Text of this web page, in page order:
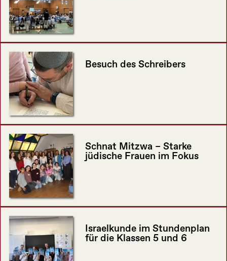
Besuch des Schreibers
Schnat Mitzwa – Starke
jüdische Frauen im Fokus
Israelkunde im Stundenplan
für die Klassen 5 und 6